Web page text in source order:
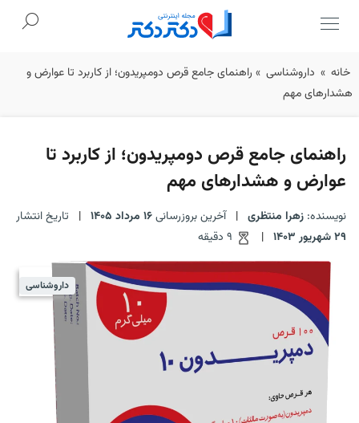
Skip
to
خانه » داروشناسی » راهنمای جامع قرص دومپریدون؛ از کاربرد تا عوارض و
هشدارهای مهم
راهنمای جامع قرص دومپریدون؛ از کاربرد تا
عوارض و هشدارهای مهم
نویسنده: زهرا منتظری | آخرین بروزرسانی16 مرداد 1405 |
تاریخ انتشار
29 شهریور 1403
|
داروشناسی